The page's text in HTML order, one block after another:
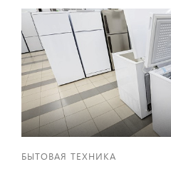
БЫТОВАЯ ТЕХНИКА